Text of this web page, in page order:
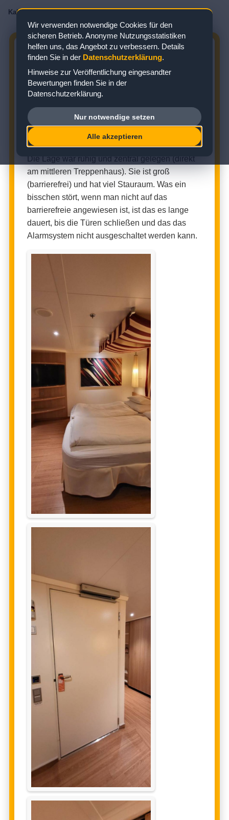
Kabinenbewertungen Kabine 4458
AIDAPRIMA KABINE 4458:
BEWERTUNG ZUR INNENKABINE
Zielgebiet: Nordeuropa
INNENKABINE (KABINENNUMMER: 4458)
Kabinenbewertung:★★★★☆
Die Lage war ruhig und zentral gelegen (direkt
am mittleren Treppenhaus). Sie ist groß
(barrierefrei) und hat viel Stauraum. Was ein
bisschen stört, wenn man nicht auf das
barrierefreie angewiesen ist, ist das es lange
dauert, bis die Türen schließen und das das
Alarmsystem nicht ausgeschaltet werden kann.
Wir verwenden notwendige Cookies für den
sicheren Betrieb. Anonyme Nutzungsstatistiken
helfen uns, das Angebot zu verbessern. Details
finden Sie in der Datenschutzerklärung.
Hinweise zur Veröffentlichung eingesandter
Bewertungen finden Sie in der
Datenschutzerklärung.
Nur notwendige setzen
Alle akzeptieren